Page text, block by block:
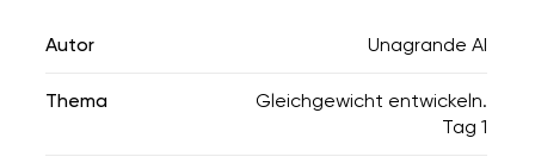
Autor Unagrande AI
Thema
Gleichgewicht entwickeln.
Tag 1